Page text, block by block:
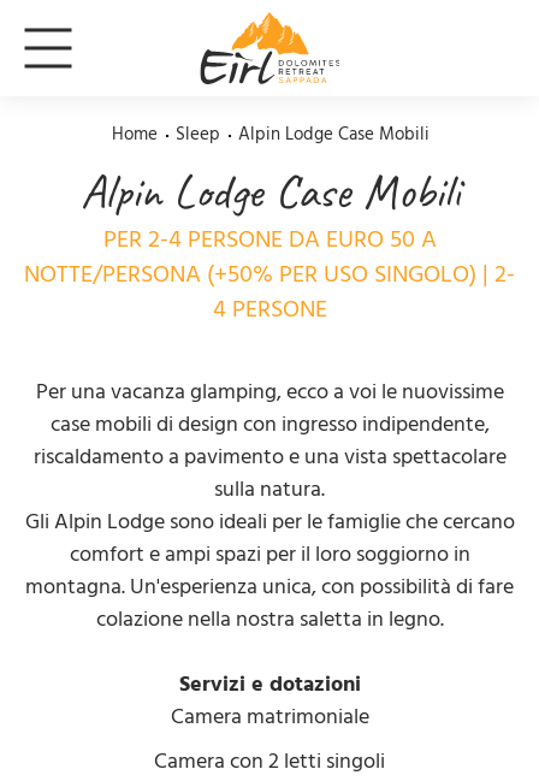
Home Sleep Alpin Lodge Case Mobili
Alpin Lodge Case Mobili
PER 2-4 PERSONE DA EURO 50 A
NOTTE/PERSONA (+50% PER USO SINGOLO) | 2-
4 PERSONE
Per una vacanza glamping, ecco a voi le nuovissime
case mobili di design con ingresso indipendente,
riscaldamento a pavimento e una vista spettacolare
sulla natura.
Gli Alpin Lodge sono ideali per le famiglie che cercano
comfort e ampi spazi per il loro soggiorno in
montagna. Un'esperienza unica, con possibilità di fare
colazione nella nostra saletta in legno.
Servizi e dotazioni
Camera matrimoniale
Camera con 2 letti singoli